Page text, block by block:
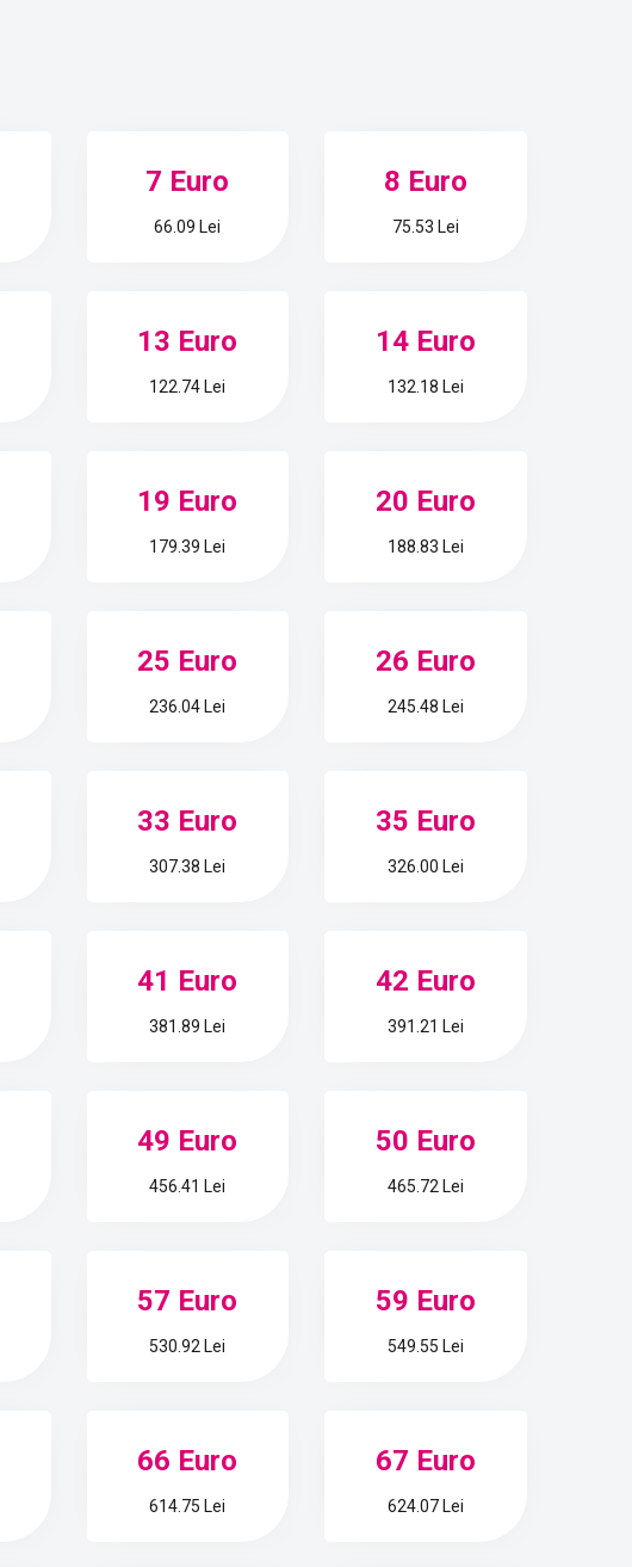
7 Euro
66.09 Lei
8 Euro
75.53 Lei
13 Euro
122.74 Lei
14 Euro
132.18 Lei
19 Euro
179.39 Lei
20 Euro
188.83 Lei
25 Euro
236.04 Lei
26 Euro
245.48 Lei
33 Euro
307.38 Lei
35 Euro
326.00 Lei
41 Euro
381.89 Lei
42 Euro
391.21 Lei
49 Euro
456.41 Lei
50 Euro
465.72 Lei
57 Euro
530.92 Lei
59 Euro
549.55 Lei
66 Euro
614.75 Lei
67 Euro
624.07 Lei